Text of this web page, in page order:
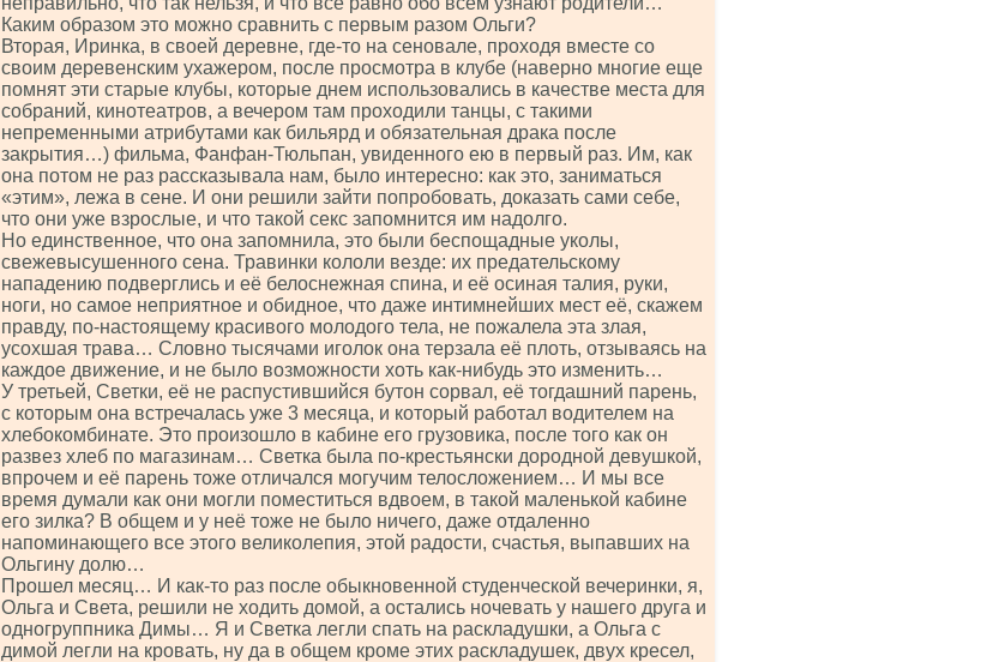
Каким образом это можно сравнить с первым разом Ольги?
Вторая, Иринка, в своей деревне, где-то на сеновале, проходя вместе со
своим деревенским ухажером, после просмотра в клубе (наверно многие еще
помнят эти старые клубы, которые днем использовались в качестве места для
собраний, кинотеатров, а вечером там проходили танцы, с такими
непременными атрибутами как бильярд и обязательная драка после
закрытия…) фильма, Фанфан-Тюльпан, увиденного ею в первый раз. Им, как
она потом не раз рассказывала нам, было интересно: как это, заниматься
«этим», лежа в сене. И они решили зайти попробовать, доказать сами себе,
что они уже взрослые, и что такой секс запомнится им надолго.
Но единственное, что она запомнила, это были беспощадные уколы,
свежевысушенного сена. Травинки кололи везде: их предательскому
нападению подверглись и её белоснежная спина, и её осиная талия, руки,
ноги, но самое неприятное и обидное, что даже интимнейших мест её, скажем
правду, по-настоящему красивого молодого тела, не пожалела эта злая,
усохшая трава… Словно тысячами иголок она терзала её плоть, отзываясь на
каждое движение, и не было возможности хоть как-нибудь это изменить…
У третьей, Светки, её не распустившийся бутон сорвал, её тогдашний парень,
с которым она встречалась уже 3 месяца, и который работал водителем на
хлебокомбинате. Это произошло в кабине его грузовика, после того как он
развез хлеб по магазинам… Светка была по-крестьянски дородной девушкой,
впрочем и её парень тоже отличался могучим телосложением… И мы все
время думали как они могли поместиться вдвоем, в такой маленькой кабине
его зилка? В общем и у неё тоже не было ничего, даже отдаленно
напоминающего все этого великолепия, этой радости, счастья, выпавших на
Ольгину долю…
Прошел месяц… И как-то раз после обыкновенной студенческой вечеринки, я,
Ольга и Света, решили не ходить домой, а остались ночевать у нашего друга и
одногруппника Димы… Я и Светка легли спать на раскладушки, а Ольга с
димой легли на кровать, ну да в общем кроме этих раскладушек, двух кресел,